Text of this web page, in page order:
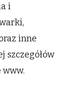
i
inne
szczegółów
www.